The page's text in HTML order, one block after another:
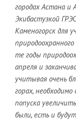
городах Астана
Экибастузкой
Каменогорск для
те годы
апреля и
учитывая очень
горах,
попуска
были, есть и